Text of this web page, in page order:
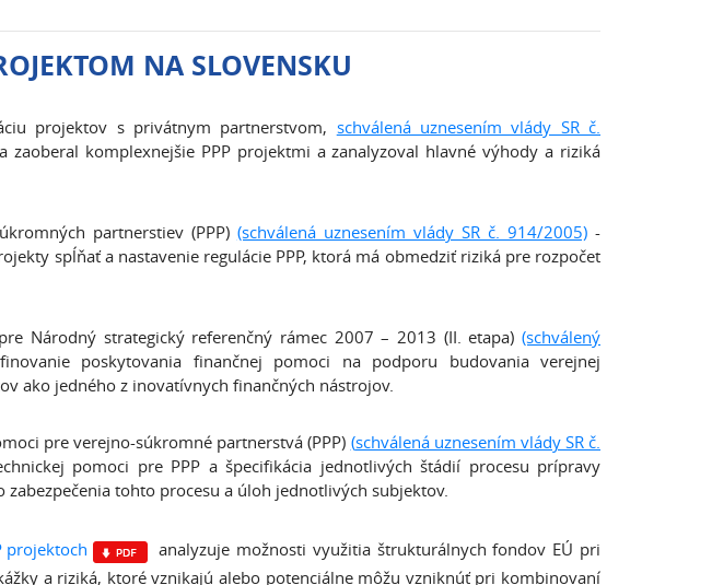
NA SLOVENSKU
projektov s privátnym partnerstvom, schválená uznesením vlády SR č.
komplexnejšie PPP projektmi a zanalyzoval hlavné výhody a riziká
partnerstiev (PPP) (schválená uznesením vlády SR č. 914/2005)-
spĺňať a nastavenie regulácie PPP, ktorá má obmedziť riziká pre rozpočet
Národný strategický referenčný rámec 2007 – 2013 (II. etapa) (schválený
poskytovania finančnej pomoci na podporu budovania verejnej
ako jedného z inovatívnych finančných nástrojov.
pre verejno-súkromné partnerstvá (PPP) (schválená uznesením vlády SR č.
pomoci pre PPP a špecifikácia jednotlivých štádií procesu prípravy
tohto procesu a úloh jednotlivých subjektov.
projektoch
analyzuje možnosti využitia štrukturálnych fondov EÚ pri
a riziká, ktoré vznikajú alebo potenciálne môžu vzniknúť pri kombinovaní